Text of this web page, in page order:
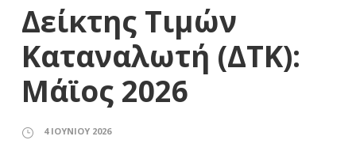
Δείκτης Τιμών
Καταναλωτή (ΔΤΚ):
Μάϊος 2026
4 ΙΟΥΝΊΟΥ 2026